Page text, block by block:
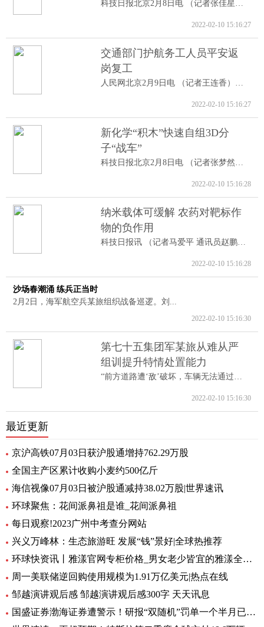
2022-02-10 15:16:27
交通部门护航务工人员平安返
岗复工
2022-02-10 15:16:27
新化学“积木”快速自组3D分
子“战车”
2022-02-10 15:16:28
纳米载体可缓解 农药对靶标作
物的负作用
2022-02-10 15:16:28
沙场春潮涌 练兵正当时
2月2日，海军航空兵某旅组织战备巡逻。刘...
2022-02-10 15:16:30
第七十五集团军某旅从难从严
组训提升特情处置能力
2022-02-10 15:16:30
最近更新
京沪高铁07月03日获沪股通增持762.29万股
全国主产区累计收购小麦约500亿斤
海信视像07月03日被沪股通减持38.02万股|世界速讯
环球聚焦：花间派鼻祖是谁_花间派鼻祖
每日观察!2023广州中考查分网站
兴义万峰林：生态旅游旺 发展“钱”景好|全球热推荐
环球快资讯丨雅漾官网专柜价格_男女老少皆宜的雅漾全系列
周一美联储逆回购使用规模为1.91万亿美元|热点在线
邹越演讲观后感 邹越演讲观后感300字 天天讯息
国盛证券渤海证券遭警示！研报“双随机”罚单一个半月已开39张